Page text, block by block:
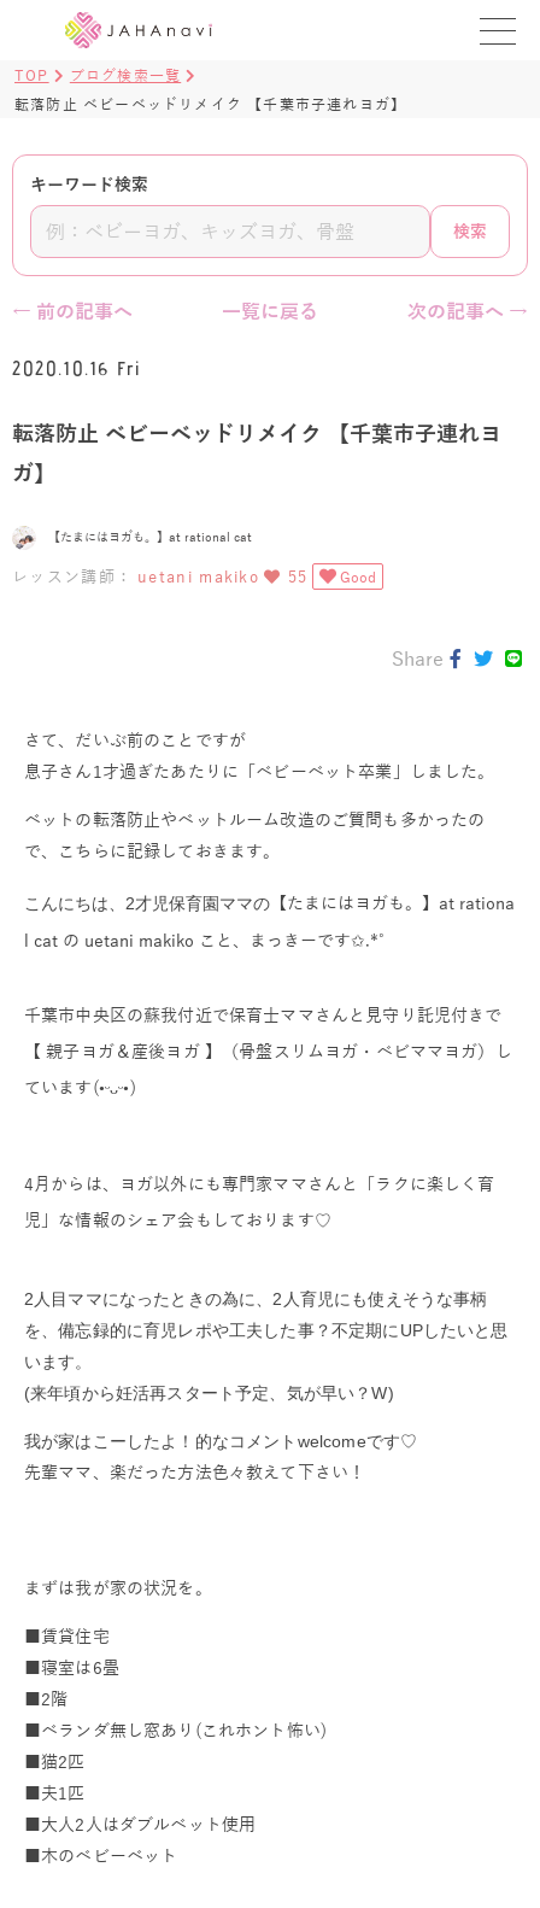
レッスンを探す
BLOG
ヨガ資格講座 ›
TOP
ブログ検索一覧
転落防止 ベビーベッドリメイク 【千葉市子連れヨガ】
キーワード検索
検索
← 前の記事へ 一覧に戻る 次の記事へ →
2020.10.16 Fri
転落防止 ベビーベッドリメイク 【千葉市子連れヨ
ガ】
【たまにはヨガも。】at rational cat
レッスン講師： uetani makiko 55 Good
Share
さて、だいぶ前のことですが
息子さん1才過ぎたあたりに「ベビーベット卒業」しました。
ベットの転落防止やベットルーム改造のご質問も多かったの
で、こちらに記録しておきます。
こんにちは、2才児保育園ママの 【たまにはヨガも。】at rationa
l cat の uetani makiko こと、まっきーです✩.*˚
千葉市中央区の蘇我付近で保育士ママさんと見守り託児付きで
【 親子ヨガ＆産後ヨガ 】（骨盤スリムヨガ・ベビママヨガ）し
ています(•ᵕᴗᵕ•)
4月からは、ヨガ以外にも専門家ママさんと「ラクに楽しく育
児」な情報のシェア会もしております♡
2人目ママになったときの為に、2人育児にも使えそうな事柄
を、備忘録的に育児レポや工夫した事？不定期にUPしたいと思
います。
(来年頃から妊活再スタート予定、気が早い？W)
我が家はこーしたよ！的なコメントwelcomeです♡
先輩ママ、楽だった方法色々教えて下さい！
まずは我が家の状況を。
■賃貸住宅
■寝室は6畳
■2階
■ベランダ無し窓あり(これホント怖い)
■猫2匹
■夫1匹
■大人2人はダブルベット使用
■木のベビーベット